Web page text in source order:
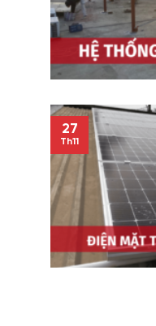
27
Th11